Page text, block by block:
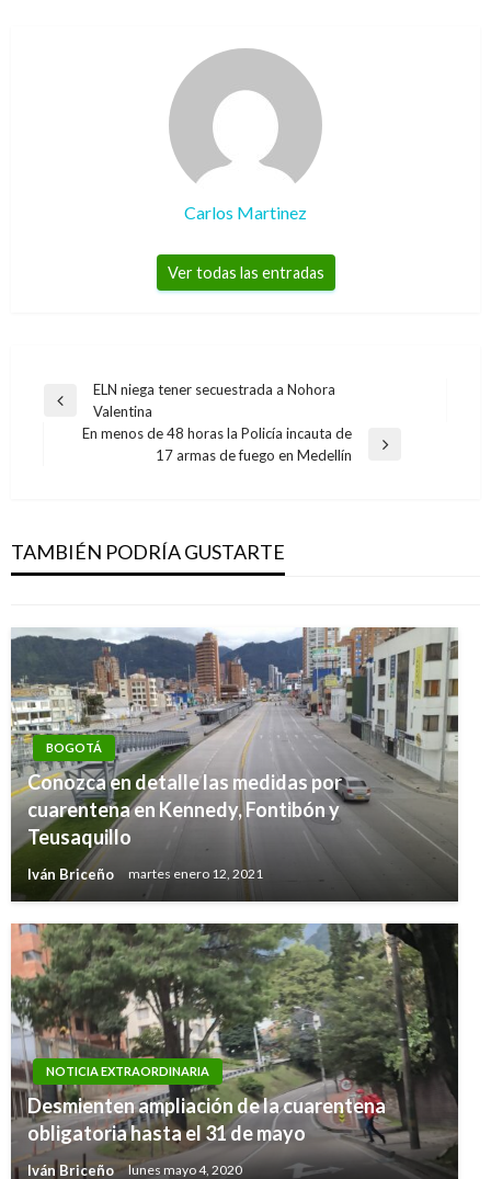
Carlos Martinez
Ver todas las entradas
Navegación
Entrada
anterior
ELN niega tener secuestrada a Nohora
Valentina
En menos de 48 horas la Policía incauta de
17 armas de fuego en Medellín
TAMBIÉN PODRÍA GUSTARTE
puede reclamar cuota alimentaria
Ariel Cabrera lunes junio 17, 2019
BOGOTÁ
Conozca en detalle las medidas por
cuarentena en Kennedy, Fontibón y
Teusaquillo
Iván Briceño martes enero 12, 2021
NOTICIA EXTRAORDINARIA
Desmienten ampliación de la cuarentena
obligatoria hasta el 31 de mayo
Iván Briceño lunes mayo 4, 2020